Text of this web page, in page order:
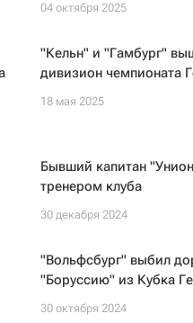
04 октября 2025
"Кельн" и "Гамбург"
дивизион чемпионата
18 мая 2025
Бывший капитан
тренером клуба
30 декабря 2024
"Вольфсбург" выбил
"Боруссию" из Кубка
30 октября 2024